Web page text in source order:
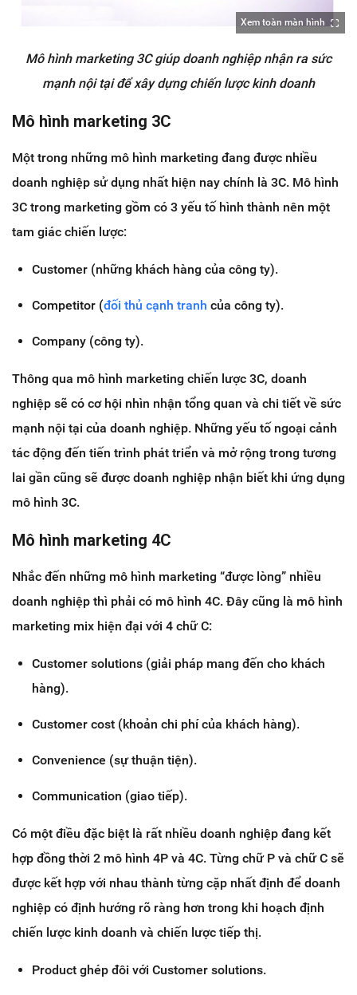
Xem toàn màn hình
Mô hình marketing 3C giúp doanh nghiệp nhận ra sức
mạnh nội tại để xây dựng chiến lược kinh doanh
Mô hình marketing 3C
Một trong những mô hình marketing đang được nhiều
doanh nghiệp sử dụng nhất hiện nay chính là 3C. Mô hình
3C trong marketing gồm có 3 yếu tố hình thành nên một
tam giác chiến lược:
Customer (những khách hàng của công ty).
Competitor (đối thủ cạnh tranh của công ty).
Company (công ty).
Thông qua mô hình marketing chiến lược 3C, doanh
nghiệp sẽ có cơ hội nhìn nhận tổng quan và chi tiết về sức
mạnh nội tại của doanh nghiệp. Những yếu tố ngoại cảnh
tác động đến tiến trình phát triển và mở rộng trong tương
lai gần cũng sẽ được doanh nghiệp nhận biết khi ứng dụng
mô hình 3C.
Mô hình marketing 4C
Nhắc đến những mô hình marketing “được lòng” nhiều
doanh nghiệp thì phải có mô hình 4C. Đây cũng là mô hình
marketing mix hiện đại với 4 chữ C:
Customer solutions (giải pháp mang đến cho khách
hàng).
Customer cost (khoản chi phí của khách hàng).
Convenience (sự thuận tiện).
Communication (giao tiếp).
Có một điều đặc biệt là rất nhiều doanh nghiệp đang kết
hợp đồng thời 2 mô hình 4P và 4C. Từng chữ P và chữ C sẽ
được kết hợp với nhau thành từng cặp nhất định để doanh
nghiệp có định hướng rõ ràng hơn trong khi hoạch định
chiến lược kinh doanh và chiến lược tiếp thị.
Product ghép đôi với Customer solutions.